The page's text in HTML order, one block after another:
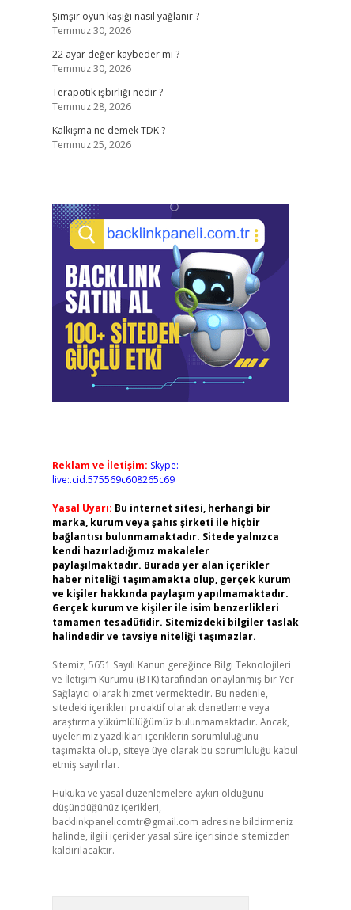
Şimşir oyun kaşığı nasıl yağlanır ?
Temmuz 30, 2026
22 ayar değer kaybeder mi ?
Temmuz 30, 2026
Terapötik işbirliği nedir ?
Temmuz 28, 2026
Kalkışma ne demek TDK ?
Temmuz 25, 2026
Reklam ve İletişim: Skype:
live:.cid.575569c608265c69
Yasal Uyarı: Bu internet sitesi, herhangi bir
marka, kurum veya şahıs şirketi ile hiçbir
bağlantısı bulunmamaktadır. Sitede yalnızca
kendi hazırladığımız makaleler
paylaşılmaktadır. Burada yer alan içerikler
haber niteliği taşımamakta olup, gerçek kurum
ve kişiler hakkında paylaşım yapılmamaktadır.
Gerçek kurum ve kişiler ile isim benzerlikleri
tamamen tesadüfidir. Sitemizdeki bilgiler taslak
halindedir ve tavsiye niteliği taşımazlar.
Sitemiz, 5651 Sayılı Kanun gereğince Bilgi Teknolojileri
ve İletişim Kurumu (BTK) tarafından onaylanmış bir Yer
Sağlayıcı olarak hizmet vermektedir. Bu nedenle,
sitedeki içerikleri proaktif olarak denetleme veya
araştırma yükümlülüğümüz bulunmamaktadır. Ancak,
üyelerimiz yazdıkları içeriklerin sorumluluğunu
taşımakta olup, siteye üye olarak bu sorumluluğu kabul
etmiş sayılırlar.
Hukuka ve yasal düzenlemelere aykırı olduğunu
düşündüğünüz içerikleri,
backlinkpanelicomtr@gmail.com adresine bildirmeniz
halinde, ilgili içerikler yasal süre içerisinde sitemizden
kaldırılacaktır.